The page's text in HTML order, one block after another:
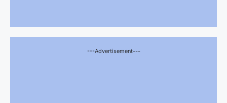
---Advertisement---